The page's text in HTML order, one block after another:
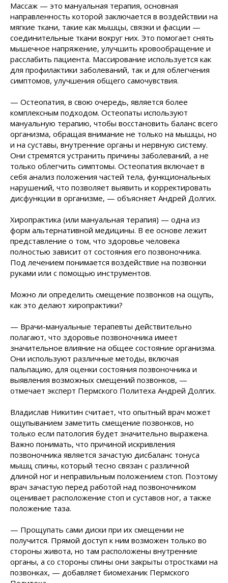
Массаж — это мануальная терапия, основная
направленность которой заключается в воздействии на
мягкие ткани, такие как мышцы, связки и фасции —
соединительные ткани вокруг них. Это помогает снять
мышечное напряжение, улучшить кровообращение и
расслабить пациента. Массирование используется как
для профилактики заболеваний, так и для облегчения
симптомов, улучшения общего самочувствия.
— Остеопатия, в свою очередь, является более
комплексным подходом. Остеопаты используют
мануальную терапию, чтобы восстановить баланс всего
организма, обращая внимание не только на мышцы, но
и на суставы, внутренние органы и нервную систему.
Они стремятся устранить причины заболеваний, а не
только облегчить симптомы. Остеопатия включает в
себя анализ положения частей тела, функциональных
нарушений, что позволяет выявить и корректировать
дисфункции в организме, — объясняет Андрей Долгих.
Хиропрактика (или мануальная терапия) — одна из
форм альтернативной медицины. В ее основе лежит
представление о том, что здоровье человека
полностью зависит от состояния его позвоночника.
Под лечением понимается воздействие на позвонки
руками или с помощью инструментов.
Можно ли определить смещение позвонков на ощупь,
как это делают хиропрактики?
— Врачи-мануальные терапевты действительно
полагают, что здоровье позвоночника имеет
значительное влияние на общее состояние организма.
Они используют различные методы, включая
пальпацию, для оценки состояния позвоночника и
выявления возможных смещений позвонков, —
отмечает эксперт Пермского Политеха Андрей Долгих.
Владислав Никитин считает, что опытный врач может
ощупыванием заметить смещение позвонков, но
только если патология будет значительно выражена.
Важно понимать, что причиной искривления
позвоночника является зачастую дисбаланс тонуса
мышц спины, который тесно связан с различной
длиной ног и неправильным положением стоп. Поэтому
врач зачастую перед работой над позвоночником
оценивает расположение стоп и суставов ног, а также
положение таза.
— Прощупать сами диски при их смещении не
получится. Прямой доступ к ним возможен только во
стороны живота, но там расположены внутренние
органы, а со стороны спины они закрыты отростками на
позвонках, — добавляет биомеханик Пермского